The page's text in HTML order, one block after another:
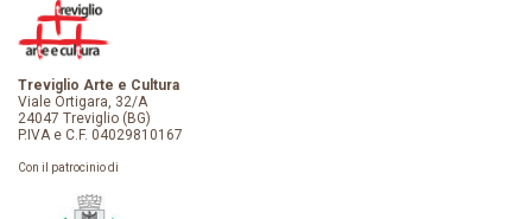
Treviglio Arte e Cultura
Viale Ortigara, 32/A
24047 Treviglio (BG)
P.IVA e C.F. 04029810167
Con il patrocinio di